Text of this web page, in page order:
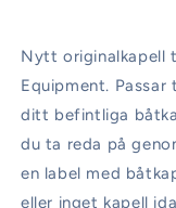
Nytt originalkapell
Equipment.
ditt befintliga
du ta reda på
en label med
eller inget kapell